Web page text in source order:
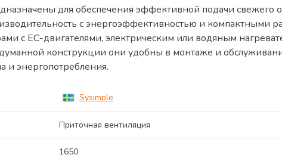
для обеспечения эффективной подачи
с энергоэффективностью и компактными
с EC-двигателями, электрическим или водяным
конструкции они удобны в монтаже и
энергопотребления.
Sysimple
Приточная вентиляция
1650